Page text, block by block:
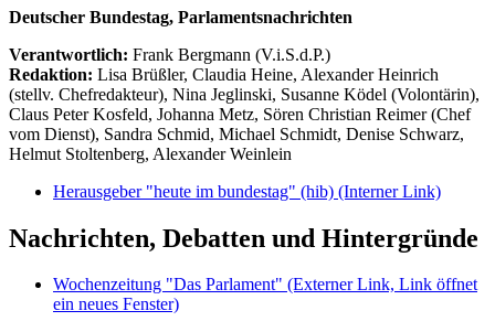
Deutscher Bundestag, Parlamentsnachrichten
Verantwortlich: Frank Bergmann (V.i.S.d.P.)
Redaktion: Lisa Brüßler, Claudia Heine, Alexander Heinrich
(stellv. Chefredakteur), Nina Jeglinski, Susanne Ködel (Volontärin),
Claus Peter Kosfeld, Johanna Metz, Sören Christian Reimer (Chef
vom Dienst), Sandra Schmid, Michael Schmidt, Denise Schwarz,
Helmut Stoltenberg, Alexander Weinlein
Herausgeber "heute im bundestag" (hib) (Interner Link)
Nachrichten, Debatten und Hintergründe
Wochenzeitung "Das Parlament" (Externer Link, Link öffnet
ein neues Fenster)